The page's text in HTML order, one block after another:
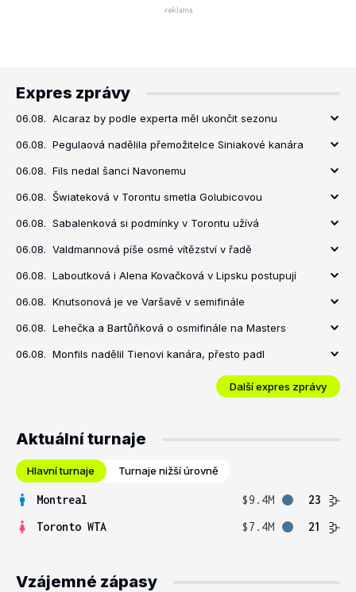
Expres zprávy
06.08. Alcaraz by podle experta měl ukončit sezonu
06.08. Pegulaová nadělila přemožitelce Siniakové kanára
06.08. Fils nedal šanci Navonemu
06.08. Šwiateková v Torontu smetla Golubicovou
06.08. Sabalenková si podmínky v Torontu užívá
06.08. Valdmannová píše osmé vítězství v řadě
06.08. Laboutková i Alena Kovačková v Lipsku postupují
06.08. Knutsonová je ve Varšavě v semifinále
06.08. Lehečka a Bartůňková o osmifinále na Masters
06.08. Monfils nadělil Tienovi kanára, přesto padl
Další expres zprávy
Aktuální turnaje
Hlavní turnaje Turnaje nižší úrovně
Montreal $9.4M
23
Toronto WTA
$7.4M 21
Vzájemné zápasy